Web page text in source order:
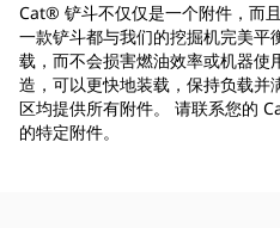
Cat® 铲斗不仅仅是一个附件，而
一款铲斗都与我们的挖掘机完美平
载，而不会损害燃油效率或机器使
造，可以更快地装载，保持负载并
区均提供所有附件。 请联系您的
的特定附件。